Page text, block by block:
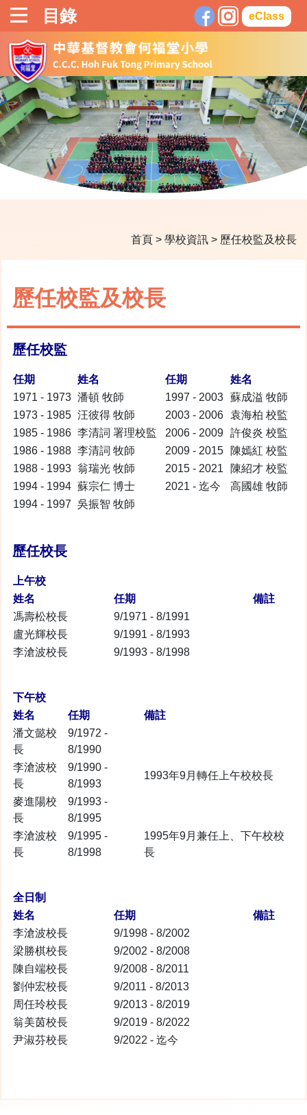
目錄 eClass
首頁 > 學校資訊 > 歷任校監及校長
歷任校監及校長
歷任校監
任期 姓名 任期
姓名
1971 - 1973 潘頓 牧師 1997 - 2003 蘇成溢 牧師
1973 - 1985 汪彼得 牧師 2003 - 2006
袁海柏 校監
1985 - 1986 李清詞 署理校監 2006 - 2009 許俊炎 校監
1986 - 1988 李清詞 牧師 2009 - 2015
陳嫣紅 校監
1988 - 1993 翁瑞光 牧師 2015 - 2021
陳紹才 校監
1994 - 1994 蘇宗仁 博士 2021 - 迄今
高國雄 牧師
1994 - 1997 吳振智 牧師
歷任校長
上午校
姓名
任期
備註
馮壽松校長
9/1971 - 8/1991
盧光輝校長
9/1991 - 8/1993
李滄波校長
9/1993 - 8/1998
下午校
姓名
任期
備註
潘文懿校
長
9/1972 -
8/1990
李滄波校
長
9/1990 -
8/1993
1993年9月轉任上午校校長
麥進陽校
長
9/1993 -
8/1995
李滄波校
長
9/1995 -
8/1998
1995年9月兼任上、下午校校
長
全日制
姓名
任期
備註
李滄波校長
9/1998 - 8/2002
梁勝棋校長
9/2002 - 8/2008
陳自端校長
9/2008 - 8/2011
劉仲宏校長
9/2011 - 8/2013
周任玲校長
9/2013 - 8/2019
翁美茵校長
9/2019 - 8/2022
尹淑芬校長
9/2022 - 迄今